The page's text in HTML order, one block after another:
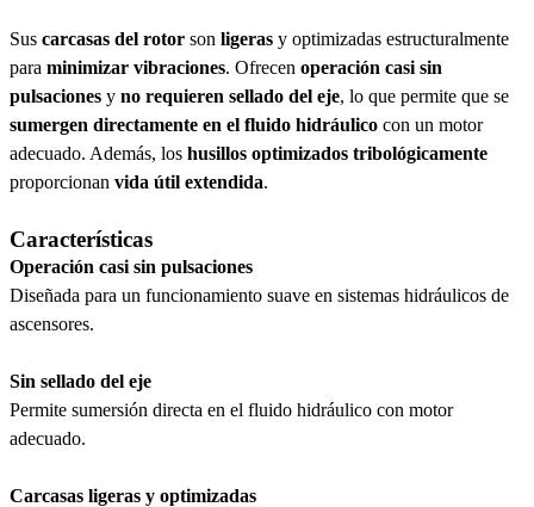
Sus carcasas del rotor son ligeras y optimizadas estructuralmente
para minimizar vibraciones. Ofrecen operación casi sin
pulsaciones y no requieren sellado del eje, lo que permite que se
sumergen directamente en el fluido hidráulico con un motor
adecuado. Además, los husillos optimizados tribológicamente
proporcionan vida útil extendida.
Características
Operación casi sin pulsaciones
Diseñada para un funcionamiento suave en sistemas hidráulicos de
ascensores.
Sin sellado del eje
Permite sumersión directa en el fluido hidráulico con motor
adecuado.
Carcasas ligeras y optimizadas